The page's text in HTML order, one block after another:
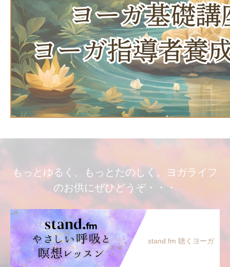
もっとゆるく、もっとたのしく。ヨガライフ
のお供にぜひどうぞ・・・
stand.fm 聴くヨーガ